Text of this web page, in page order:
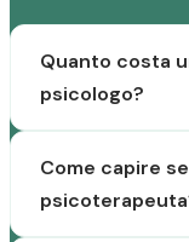
Quanto costa
psicologo?
Come capire